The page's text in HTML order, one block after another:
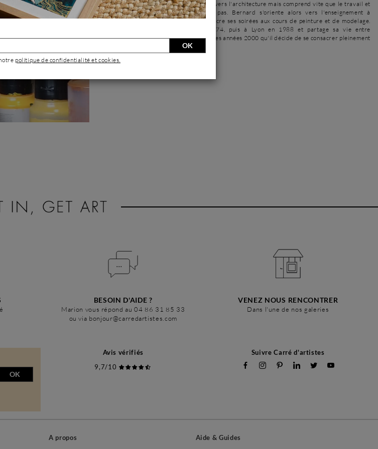
s'épanouit très vite. Il s'oriente ensuite vers l'architecture mais comprend vite que le travail et
la vie en agence ne lui conviennent pas. Bernard s'oriente alors vers l'enseignement à
destination des jeunes enfants et consacre ses soirées aux cours de peinture et de modelage.
L'artiste s'installe à Grenoble en 1974, puis à Lyon en 1988 et partage sa vie entre
l'enseignement et l'art. C'est au milieu des années 2000 qu'il décide de se consacrer pleinement
Portrait de l'artiste
BESOIN D'AIDE ?
Marion vous répond au 04 86 31 85 33
ou via bonjour@carredartistes.com
VENEZ NOUS RENCONTRER
Dans l'une de nos galeries
OK
Avis vérifiés
9,7/10
Suivre Carré d'artistes
A propos
Aide & Guides
OK
politique de confidentialité et cookies.